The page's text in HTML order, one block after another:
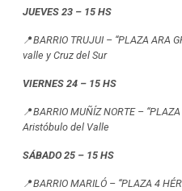
JUEVES 23 – 15 HS
📍BARRIO TRUJUI – “PLAZA ARA
valle y Cruz del Sur
VIERNES 24 – 15 HS
📍BARRIO MUÑÍZ NORTE –
Aristóbulo del Valle
SÁBADO 25 – 15 HS
📍BARRIO MARILÓ – “PLAZA 4